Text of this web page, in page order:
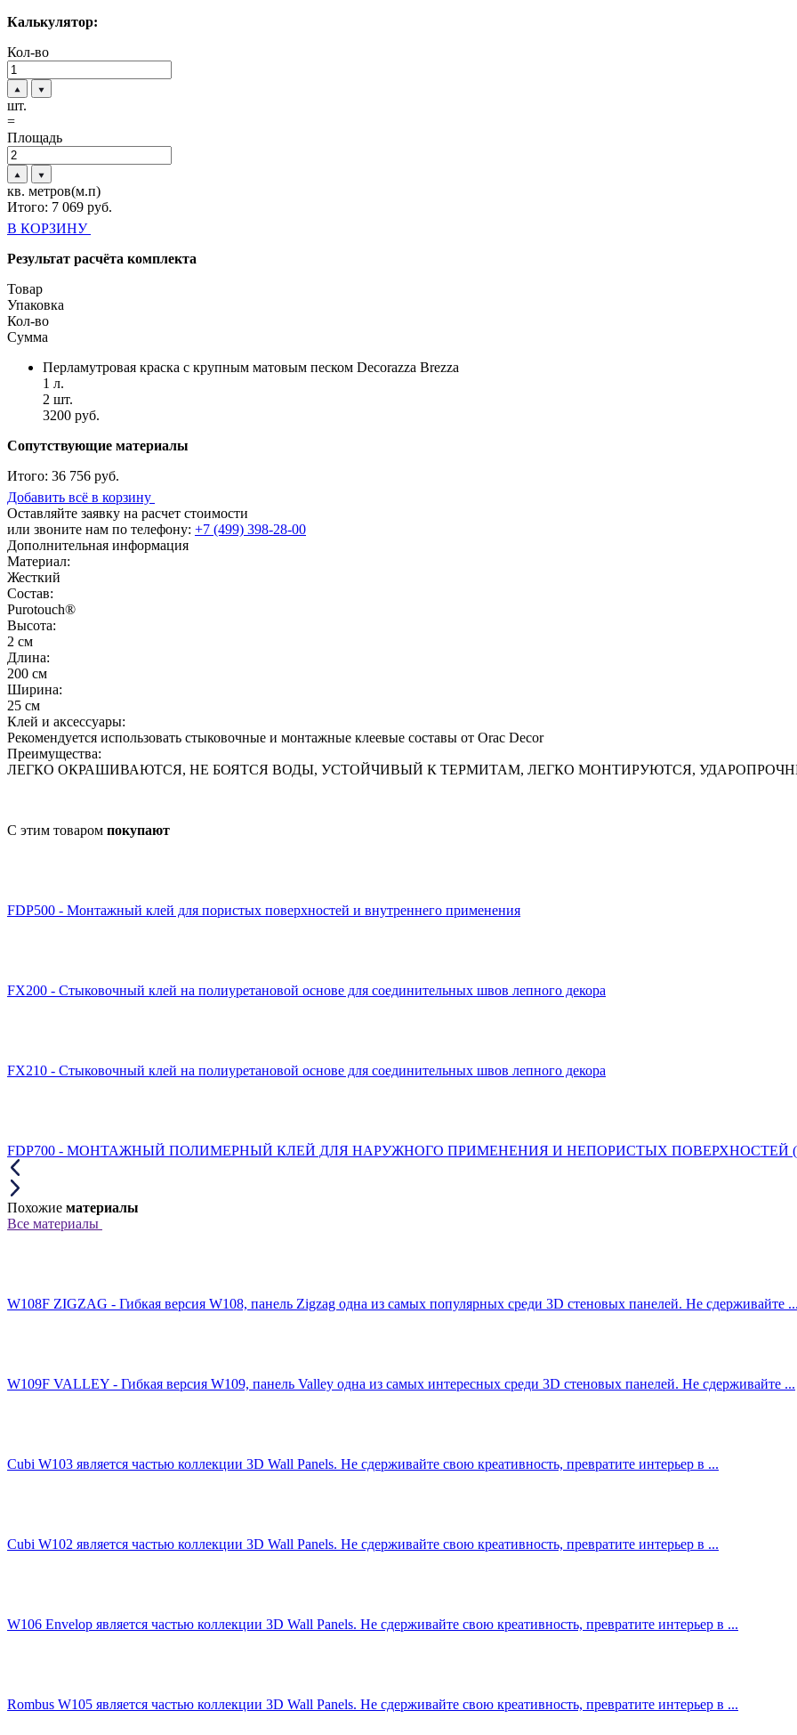
Калькулятор:
Кол-во
шт.
=
Площадь
кв. метров(м.п)
Итого: 7 069 руб.
В КОРЗИНУ
Результат расчёта комплекта
Товар
Упаковка
Кол-во
Сумма
Перламутровая краска с крупным матовым песком Decorazza Brezza
1 л.
2 шт.
3200 руб.
Сопутствующие материалы
Итого: 36 756 руб.
Добавить всё в корзину
Оставляйте заявку на расчет стоимости
или звоните нам по телефону: +7 (499) 398-28-00
Дополнительная информация
Материал:
Жесткий
Состав:
Purotouch® ‎
Высота:
2 см
Длина:
200 см
Ширина:
25 см
Клей и аксессуары:
Рекомендуется использовать стыковочные и монтажные клеевые составы от Orac Decor
Преимущества:
ЛЕГКО ОКРАШИВАЮТСЯ, НЕ БОЯТСЯ ВОДЫ, УСТОЙЧИВЫЙ К ТЕРМИТАМ, ЛЕГКО МОНТИРУЮТСЯ,
С этим товаром покупают
FDP500 - Монтажный клей для пористых поверхностей и внутреннего применения
FX200 - Стыковочный клей на полиуретановой основе для соединительных швов лепного декора
FX210 - Стыковочный клей на полиуретановой основе для соединительных швов лепного декора
FDP700 - МОНТАЖНЫЙ ПОЛИМЕРНЫЙ КЛЕЙ ДЛЯ НАРУЖНОГО ПРИМЕНЕНИЯ И НЕПОРИСТЫХ ПОВЕРХНОСТЕЙ
Похожие материалы
Все материалы
W108F ZIGZAG - Гибкая версия W108, панель Zigzag одна из самых популярных среди 3D стеновых панелей. Не сдерживайте
W109F VALLEY - Гибкая версия W109, панель Valley одна из самых интересных среди 3D стеновых панелей. Не сдерживайте ...
Cubi W103 является частью коллекции 3D Wall Panels. Не сдерживайте свою креативность, превратите интерьер в ...
Cubi W102 является частью коллекции 3D Wall Panels. Не сдерживайте свою креативность, превратите интерьер в ...
W106 Envelop является частью коллекции 3D Wall Panels. Не сдерживайте свою креативность, превратите интерьер в ...
Rombus W105 является частью коллекции 3D Wall Panels. Не сдерживайте свою креативность, превратите интерьер в ...